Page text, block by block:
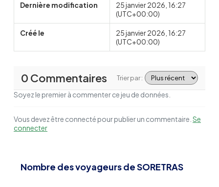
Dernière modification
25 janvier 2026, 16:27
(UTC+00:00)
Créé le
25 janvier 2026, 16:27
(UTC+00:00)
0 Commentaires Trier par :
Soyez le premier à commenter ce jeu de données.
Vous devez être connecté pour publier un commentaire. Se
connecter
Nombre des voyageurs de SORETRAS